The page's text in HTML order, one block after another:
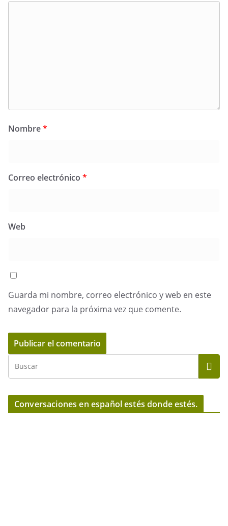
Nombre*
Correo electrónico *
Web
Guarda mi nombre, correo electrónico y web en este
navegador para la próxima vez que comente.
Conversaciones en español estés donde estés.